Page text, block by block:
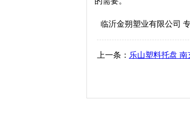
临沂金朔塑业有限公司
上一条： 乐山塑料托盘